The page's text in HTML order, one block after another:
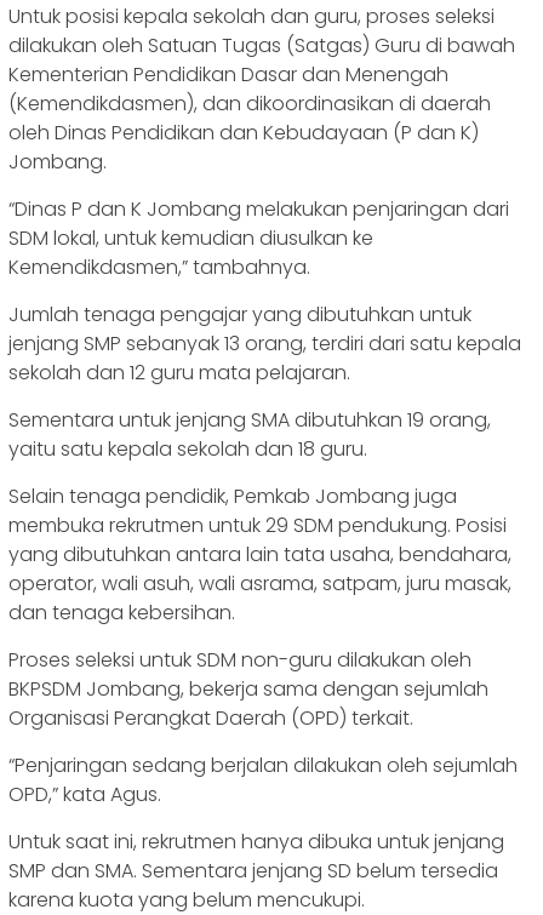
Untuk posisi kepala sekolah dan guru, proses seleksi
dilakukan oleh Satuan Tugas (Satgas) Guru di bawah
Kementerian Pendidikan Dasar dan Menengah
(Kemendikdasmen), dan dikoordinasikan di daerah
oleh Dinas Pendidikan dan Kebudayaan (P dan K)
Jombang.
“Dinas P dan K Jombang melakukan penjaringan dari
SDM lokal, untuk kemudian diusulkan ke
Kemendikdasmen,” tambahnya.
Jumlah tenaga pengajar yang dibutuhkan untuk
jenjang SMP sebanyak 13 orang, terdiri dari satu kepala
sekolah dan 12 guru mata pelajaran.
Sementara untuk jenjang SMA dibutuhkan 19 orang,
yaitu satu kepala sekolah dan 18 guru.
Selain tenaga pendidik, Pemkab Jombang juga
membuka rekrutmen untuk 29 SDM pendukung. Posisi
yang dibutuhkan antara lain tata usaha, bendahara,
operator, wali asuh, wali asrama, satpam, juru masak,
dan tenaga kebersihan.
Proses seleksi untuk SDM non-guru dilakukan oleh
BKPSDM Jombang, bekerja sama dengan sejumlah
Organisasi Perangkat Daerah (OPD) terkait.
“Penjaringan sedang berjalan dilakukan oleh sejumlah
OPD,” kata Agus.
Untuk saat ini, rekrutmen hanya dibuka untuk jenjang
SMP dan SMA. Sementara jenjang SD belum tersedia
karena kuota yang belum mencukupi.